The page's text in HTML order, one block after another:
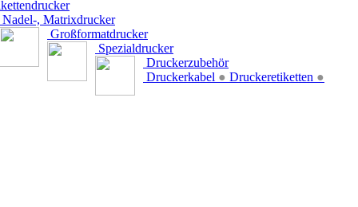
Nadel-, Matrixdrucker
Großformatdrucker
Spezialdrucker
Druckerzubehör
Druckerkabel ● Druckeretiketten ●